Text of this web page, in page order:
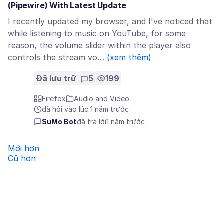
(Pipewire) With Latest Update
I recently updated my browser, and I've noticed that
while listening to music on YouTube, for some
reason, the volume slider within the player also
controls the stream vo… (xem thêm)
Đã lưu trữ 5 199
Firefox
Audio and Video
đã hỏi vào lúc 1 năm trước
SuMo Botđã trả lời1 năm trước
Mới hơn
Cũ hơn